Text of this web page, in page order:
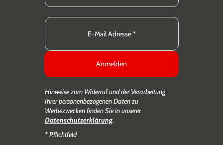
Anmelden
Hinweise zum Widerruf und der Verarbeitung
Ihrer personenbezogenen Daten zu
Werbezwecken finden Sie in unserer
Datenschutzerklärung.
* Pflichtfeld